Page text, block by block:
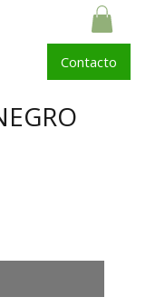
Contacto